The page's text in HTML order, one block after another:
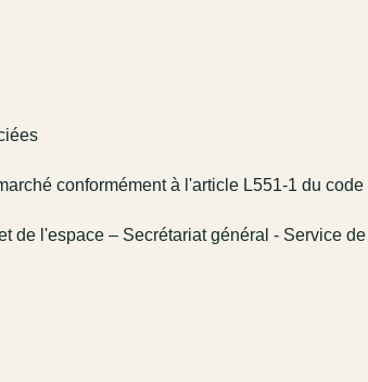
conformément à l'article L551-1 du
de l'espace – Secrétariat général - Service